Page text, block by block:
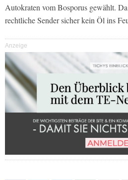
Autokraten vom Bosporus gewählt.
rechtliche Sender sicher kein Öl ins
Anzeige